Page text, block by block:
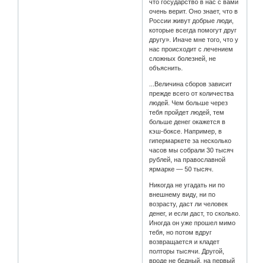
что государство в нас с вами
очень верит. Оно знает, что в
России живут добрые люди,
которые всегда помогут друг
другу». Иначе мне того, что у
нас происходит с лечением
сложных болезней, не
объяснить.
...Величина сборов зависит
прежде всего от количества
людей. Чем больше через
тебя пройдет людей, тем
больше денег окажется в
кэш-боксе. Например, в
гипермаркете за несколько
часов мы собрали 30 тысяч
рублей, на православной
ярмарке — 50 тысяч.
Никогда не угадать ни по
внешнему виду, ни по
возрасту, даст ли человек
денег, и если даст, то сколько.
Иногда он уже прошел мимо
тебя, но потом вдруг
возвращается и кладет
полторы тысячи. Другой,
вроде не бедный, на первый